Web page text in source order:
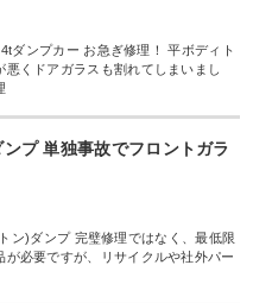
ダンプカー お急ぎ修理！ 平ボディト
くドアガラスも割れてしまいまし
プ 単独事故でフロントガラ
ン)ダンプ 完璧修理ではなく、最低限
必要ですが、リサイクルや社外パー